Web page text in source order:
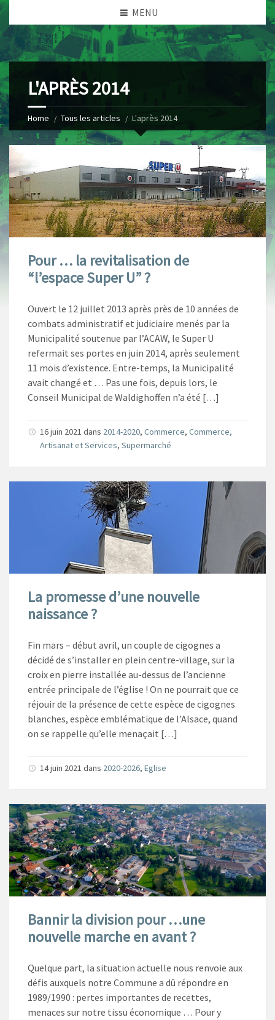
MENU
L'APRÈS 2014
Home Tous les articles L'après 2014
Pour … la revitalisation de
“l’espace Super U” ?
Ouvert le 12 juillet 2013 après près de 10 années de
combats administratif et judiciaire menés par la
Municipalité soutenue par l’ACAW, le Super U
refermait ses portes en juin 2014, après seulement
11 mois d’existence. Entre-temps, la Municipalité
avait changé et … Pas une fois, depuis lors, le
Conseil Municipal de Waldighoffen n’a été […]
16 juin 2021 dans 2014-2020, Commerce, Commerce,
Artisanat et Services, Supermarché
La promesse d’une nouvelle
naissance ?
Fin mars – début avril, un couple de cigognes a
décidé de s’installer en plein centre-village, sur la
croix en pierre installée au-dessus de l’ancienne
entrée principale de l’église ! On ne pourrait que ce
réjouir de la présence de cette espèce de cigognes
blanches, espèce emblématique de l’Alsace, quand
on se rappelle qu’elle menaçait […]
14 juin 2021 dans 2020-2026, Eglise
Bannir la division pour …une
nouvelle marche en avant ?
Quelque part, la situation actuelle nous renvoie aux
défis auxquels notre Commune a dû répondre en
1989/1990 : pertes importantes de recettes,
menaces sur notre tissu économique … Pour y